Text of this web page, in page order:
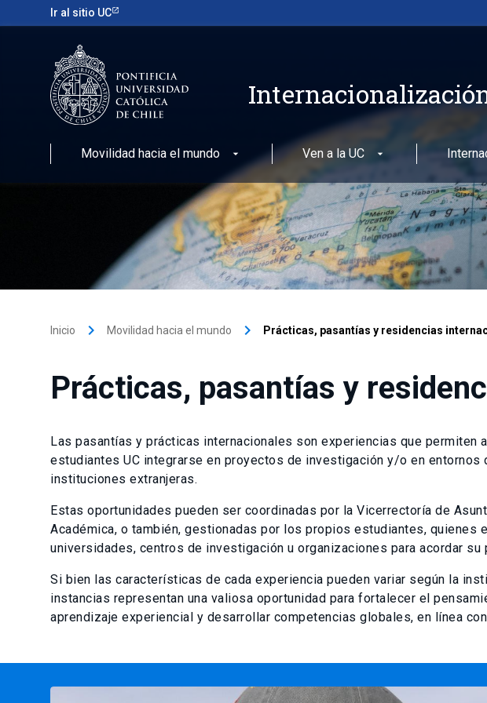
Ir al sitio UC
Movilidad hacia el mundo Ven a la UC
Inicio keyboard_arrow_right Movilidad hacia el mundo keyboard_arrow_right Prácticas, pasantías y residencias
Prácticas, pasantías y
Las pasantías y prácticas internacionales son experiencias que permiten
estudiantes UC integrarse en proyectos de investigación y/o en
instituciones extranjeras.
Estas oportunidades pueden ser coordinadas por la Vicerrectoría de
Académica, o también, gestionadas por los propios estudiantes, quienes
universidades, centros de investigación u organizaciones para acordar su
Si bien las características de cada experiencia pueden variar según la
instancias representan una valiosa oportunidad para fortalecer el
aprendizaje experiencial y desarrollar competencias globales, en línea